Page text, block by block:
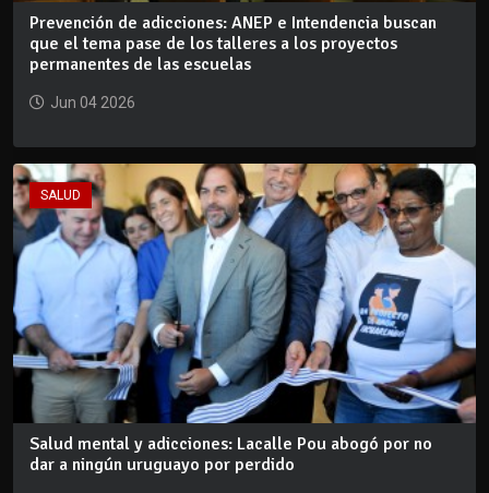
Prevención de adicciones: ANEP e Intendencia buscan
que el tema pase de los talleres a los proyectos
permanentes de las escuelas
Jun 04 2026
SALUD
Salud mental y adicciones: Lacalle Pou abogó por no
dar a ningún uruguayo por perdido